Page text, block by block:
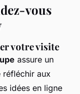
vous
votre visite
assure un
réfléchir aux
idées en ligne